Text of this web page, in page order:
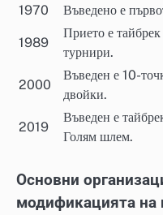
1970
Въведено е
1989
Прието е
турнири.
2000
Въведен е 10-
двойки.
2019
Въведен е
Голям шлем.
Основни
модификацията на